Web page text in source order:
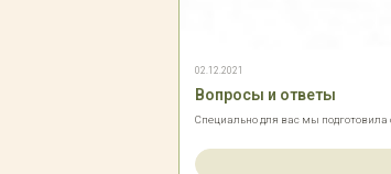
02.12.2021
Вопросы и ответы
Специально для вас мы